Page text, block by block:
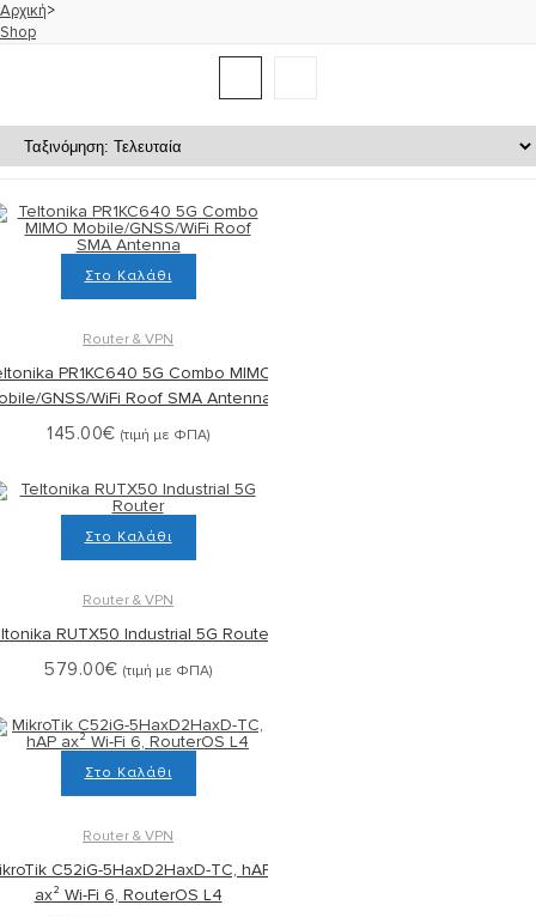
Αρχική>
Shop
Στο Καλάθι
Router & VPN
PR1KC640 5G Combo MIMO
GNSS/WiFi Roof SMA Antenna
145.00€ (τιμή με ΦΠΑ)
Στο Καλάθι
Router & VPN
RUTX50 Industrial 5G Router
579.00€ (τιμή με ΦΠΑ)
Στο Καλάθι
Router & VPN
C52iG-5HaxD2HaxD-TC, hAP
ax² Wi-Fi 6, RouterOS L4